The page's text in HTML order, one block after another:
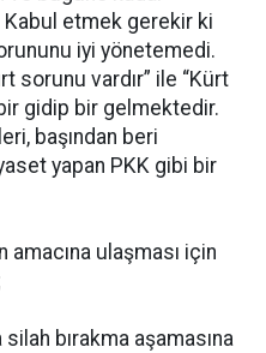
Kabul etmek gerekir ki
iyi yönetemedi.
sorunu vardır” ile “Kürt
gidip bir gelmektedir.
başından beri
yapan PKK gibi bir
amacına ulaşması için
bırakma aşamasına